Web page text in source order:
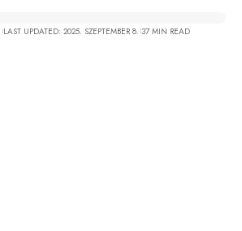
LAST UPDATED: 2025. SZEPTEMBER 8. 37 MIN READ